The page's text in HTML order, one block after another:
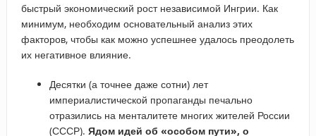
быстрый экономический рост независимой Ингрии. Как
минимум, необходим основательный анализ этих
факторов, чтобы как можно успешнее удалось преодолеть
их негативное влияние.
Десятки (а точнее даже сотни) лет
империалистической пропаганды печально
отразились на менталитете многих жителей России
(СССР). Ядом идей об «особом пути», о